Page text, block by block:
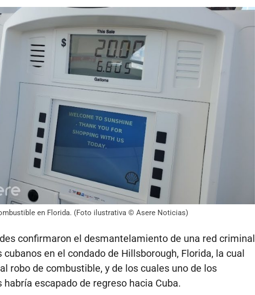
en Florida. (Foto ilustrativa © Asere Noticias)
confirmaron el desmantelamiento de una red criminal
cubanos en el condado de Hillsborough, Florida, la cual
robo de combustible, y de los cuales uno de los
habría escapado de regreso hacia Cuba.